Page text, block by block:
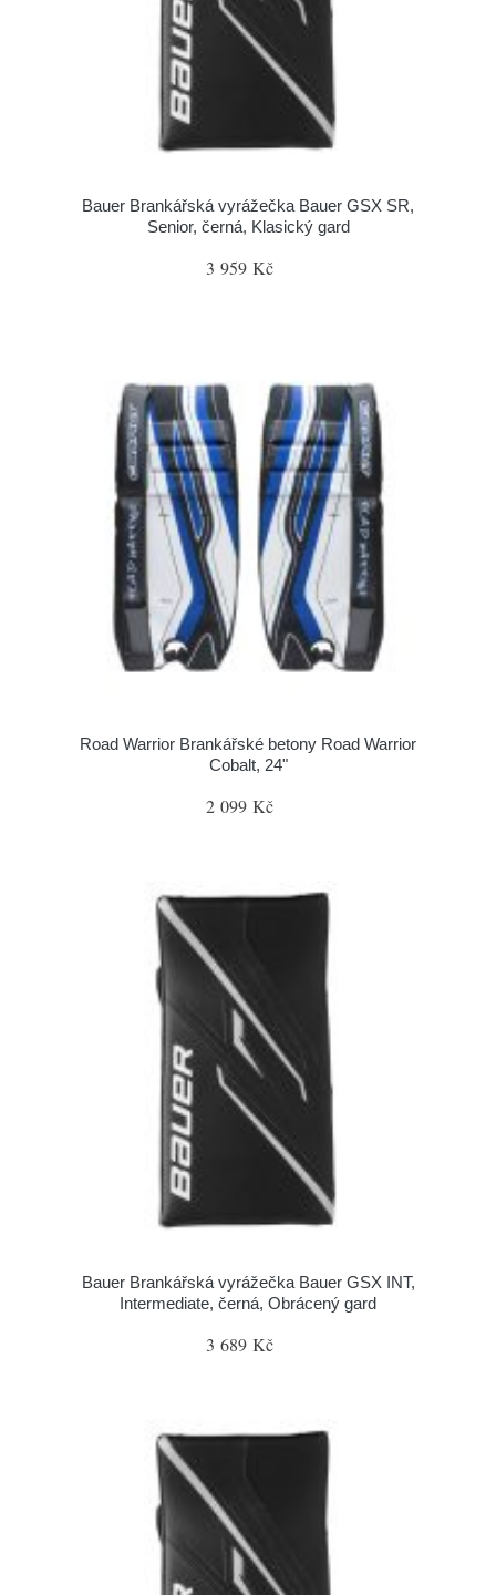
Bauer Brankářská vyrážečka Bauer GSX SR,
Senior, černá, Klasický gard
3 959 Kč
Road Warrior Brankářské betony Road Warrior
Cobalt, 24"
2 099 Kč
Bauer Brankářská vyrážečka Bauer GSX INT,
Intermediate, černá, Obrácený gard
3 689 Kč